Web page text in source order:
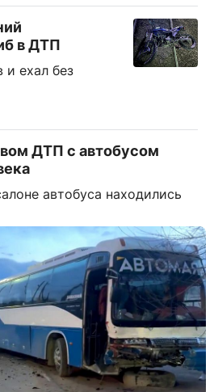
в ДТП
ехал без
ДТП с автобусом
автобуса находились